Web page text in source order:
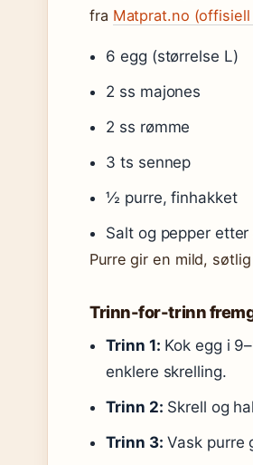
fra Matprat.no
6 egg (størrelse L)
2 ss majones
2 ss rømme
3 ts sennep
½ purre, finhakket
Salt og pepper etter
Purre gir en mild,
Trinn-for-trinn
Trinn 1: Kok egg i
enklere skrelling.
Trinn 2: Skrell og
Trinn 3: Vask purre